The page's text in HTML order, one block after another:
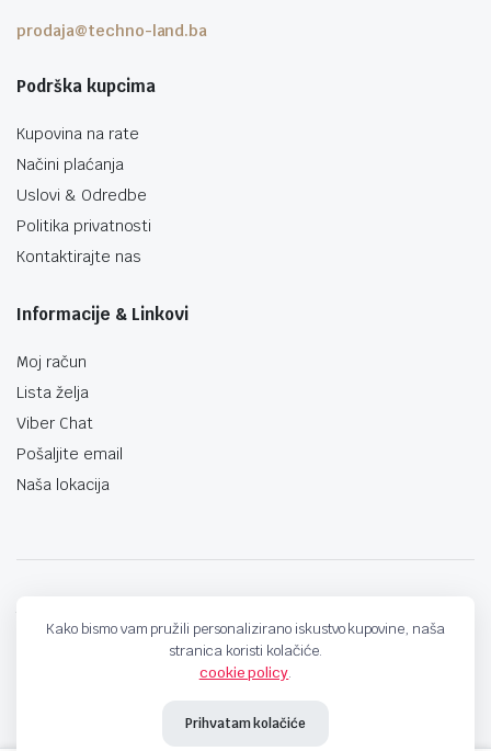
prodaja@techno-land.ba
Podrška kupcima
Kupovina na rate
Načini plaćanja
Uslovi & Odredbe
Politika privatnosti
Kontaktirajte nas
Informacije & Linkovi
Moj račun
Lista želja
Viber Chat
Pošaljite email
Naša lokacija
Kako bismo vam pružili personalizirano iskustvo kupovine, naša
stranica koristi kolačiće.
cookie policy.
Prihvatam kolačiće